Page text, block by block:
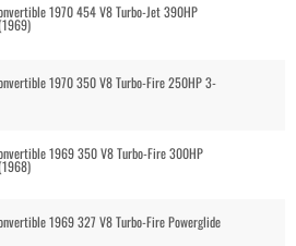
1970 454 V8 Turbo-Jet 390HP
1970 350 V8 Turbo-Fire 250HP 3-
1969 350 V8 Turbo-Fire 300HP
1969 327 V8 Turbo-Fire Powerglide